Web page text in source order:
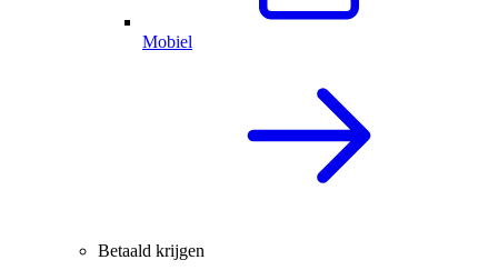
Mobiel
Betaald krijgen